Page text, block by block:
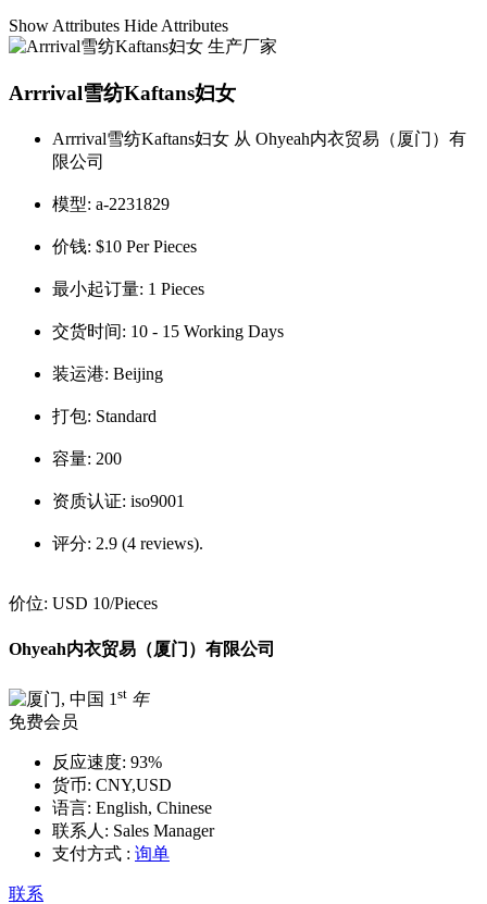
Show Attributes Hide Attributes
Arrrival雪纺Kaftans妇女
Arrrival雪纺Kaftans妇女 从 Ohyeah内衣贸易（厦门）有
限公司
模型: a-2231829
价钱: $10 Per Pieces
最小起订量: 1 Pieces
交货时间: 10 - 15 Working Days
装运港: Beijing
打包: Standard
容量: 200
资质认证: iso9001
评分: 2.9 (4 reviews).
价位: USD 10/Pieces
Ohyeah内衣贸易（厦门）有限公司
1 st 年
免费会员
反应速度: 93%
货币: CNY,USD
语言: English, Chinese
联系人: Sales Manager
支付方式 : 询单
联系